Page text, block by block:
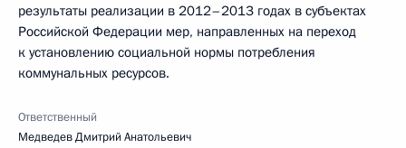
результаты реализации в 2012–2013 годах в субъектах
Российской Федерации мер, направленных на переход
к установлению социальной нормы потребления
коммунальных ресурсов.
Ответственный
Медведев Дмитрий Анатольевич